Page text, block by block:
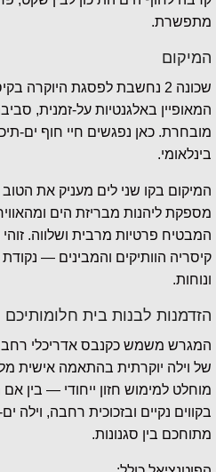
מתפשרת.
המיקום
שכונה 2 נחשבת לפסגת
המאופיין באלגנטיות על-זמנית,
מובחרת. כאן נפגשים חיי חוף ים-
בינלאומי.
המיקום בקו שני לים מעניק את
מספקת ליהנות מבריזת הים
המבטיח פרטיות מרבית ושלווה.
קיסריה הוותיקים והמבינים —
ונוחות.
הזדמנות לבנות בית חלומותיכם
המגרש משמש כקנבס אדריכלי רחב
של וילה יוקרתית בהתאמה אישית
מוחלט למימוש חזון ייחודי — בין
בקווים נקיים ובזכוכית רחבה, וילה
מתוחכם בין סגנונות.